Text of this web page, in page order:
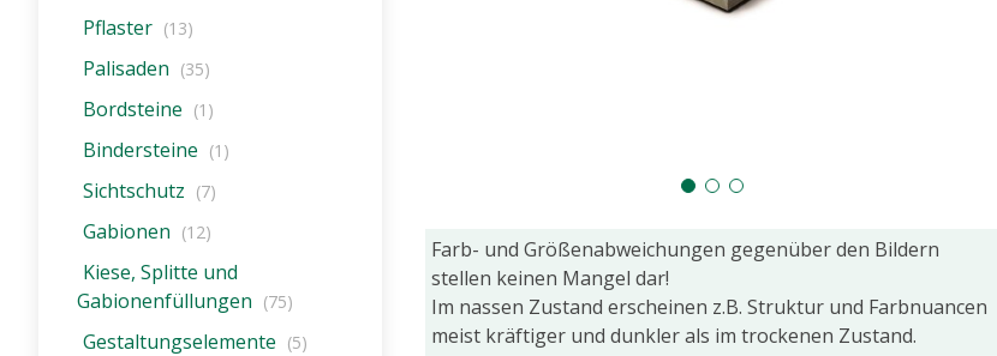
Pflaster (13)
Palisaden (35)
Bordsteine (1)
Bindersteine (1)
Sichtschutz (7)
Gabionen (12)
Kiese, Splitte und
Gabionenfüllungen (75)
Gestaltungselemente (5)
Farb- und Größenabweichungen gegenüber den Bildern
stellen keinen Mangel dar!
Im nassen Zustand erscheinen z.B. Struktur und Farbnuancen
meist kräftiger und dunkler als im trockenen Zustand.
der Website erforderlich.
TYPO3
fe_typo_user
Zweck:
Wird für die unverwechselbare
Identifizierung eines Anwenders
gesetzt. Es bietet dem Anwender
bessere Bedienerführung, z.B. bei